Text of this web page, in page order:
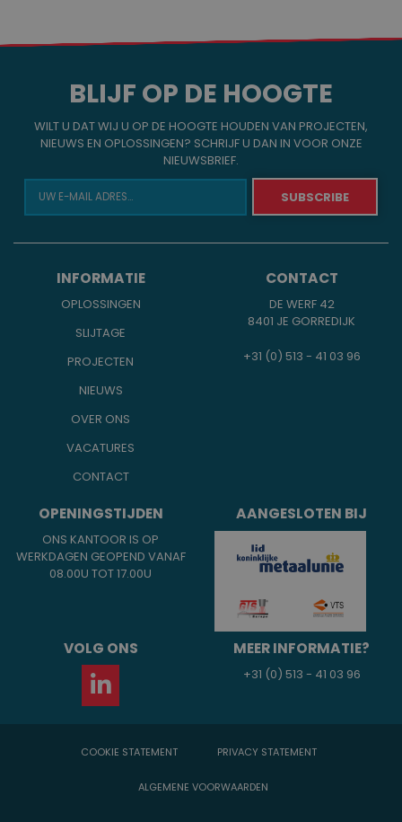
BLIJF OP DE HOOGTE
WILT U DAT WIJ U OP DE HOOGTE HOUDEN VAN PROJECTEN,
NIEUWS EN OPLOSSINGEN? SCHRIJF U DAN IN VOOR ONZE
NIEUWSBRIEF.
INFORMATIE
OPLOSSINGEN
SLIJTAGE
PROJECTEN
NIEUWS
OVER ONS
VACATURES
CONTACT
CONTACT
DE WERF 42
8401 JE GORREDIJK
+31 (0) 513 - 41 03 96
OPENINGSTIJDEN
ONS KANTOOR IS OP
WERKDAGEN GEOPEND VANAF
08.00U TOT 17.00U
AANGESLOTEN BIJ
VOLG ONS MEER INFORMATIE?
+31 (0) 513 - 41 03 96
COOKIE STATEMENT PRIVACY STATEMENT
ALGEMENE VOORWAARDEN